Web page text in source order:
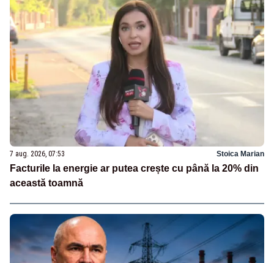
7 aug. 2026, 07:53 Stoica Marian
Facturile la energie ar putea crește cu până la 20% din
această toamnă